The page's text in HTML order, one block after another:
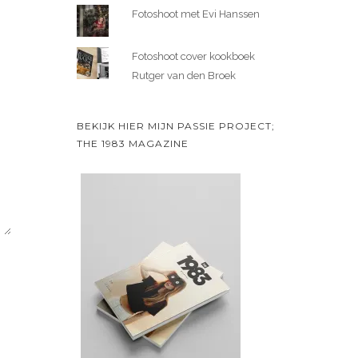
Fotoshoot met Evi Hanssen
Fotoshoot cover kookboek
Rutger van den Broek
BEKIJK HIER MIJN PASSIE PROJECT;
THE 1983 MAGAZINE